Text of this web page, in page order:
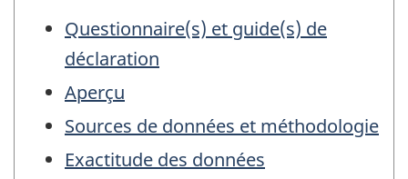
Questionnaire(s) et guide(s) de
déclaration
Aperçu
Sources de données et méthodologie
Exactitude des données